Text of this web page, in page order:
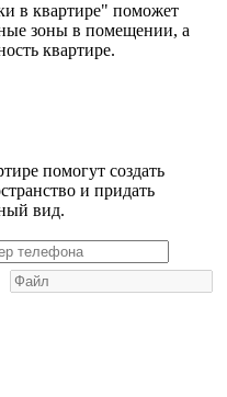
в квартире" поможет
зоны в помещении, а
квартире.
помогут создать
и придать
вид.